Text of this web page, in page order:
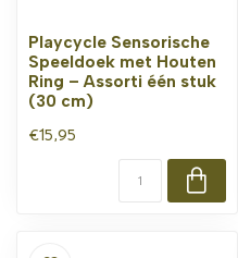
Playcycle Sensorische
Speeldoek met Houten
Ring – Assorti één stuk
(30 cm)
€15,95